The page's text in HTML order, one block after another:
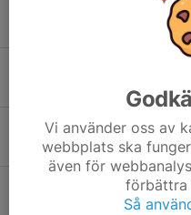
23 jul, 09:22 0
Tiger tränings läger
16 jul, 17:43 0
Träningsläger i
25 jun, 09:56 4
Vi använder oss av
webbplats ska
även för
förbättra
Så